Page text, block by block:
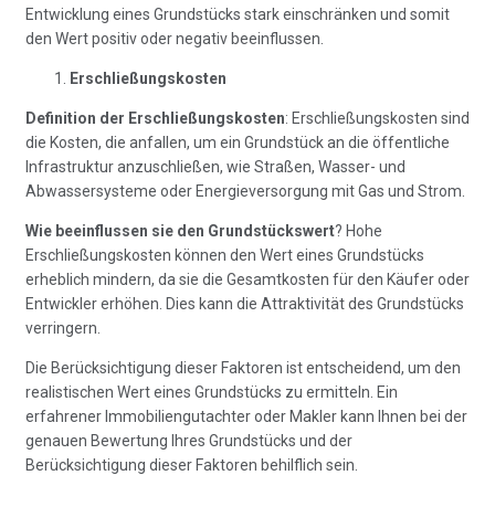
Entwicklung eines Grundstücks stark einschränken und somit
den Wert positiv oder negativ beeinflussen.
Erschließungskosten
Definition der Erschließungskosten: Erschließungskosten sind
die Kosten, die anfallen, um ein Grundstück an die öffentliche
Infrastruktur anzuschließen, wie Straßen, Wasser- und
Abwassersysteme oder Energieversorgung mit Gas und Strom.
Wie beeinflussen sie den Grundstückswert? Hohe
Erschließungskosten können den Wert eines Grundstücks
erheblich mindern, da sie die Gesamtkosten für den Käufer oder
Entwickler erhöhen. Dies kann die Attraktivität des Grundstücks
verringern.
Die Berücksichtigung dieser Faktoren ist entscheidend, um den
realistischen Wert eines Grundstücks zu ermitteln. Ein
erfahrener Immobiliengutachter oder Makler kann Ihnen bei der
genauen Bewertung Ihres Grundstücks und der
Berücksichtigung dieser Faktoren behilflich sein.